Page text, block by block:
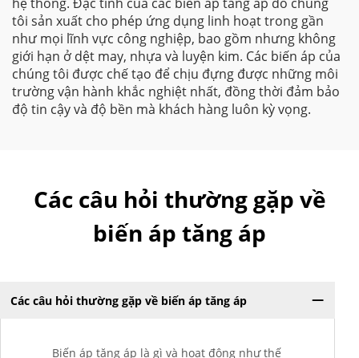
tôi sản xuất cho phép ứng dụng linh hoạt trong gần
như mọi lĩnh vực công nghiệp, bao gồm nhưng không
giới hạn ở dệt may, nhựa và luyện kim. Các biến áp của
chúng tôi được chế tạo để chịu đựng được những môi
trường vận hành khắc nghiệt nhất, đồng thời đảm bảo
độ tin cậy và độ bền mà khách hàng luôn kỳ vọng.
Các câu hỏi thường gặp về
biến áp tăng áp
Các câu hỏi thường gặp về biến áp tăng áp
Biến áp tăng áp là gì và hoạt động như thế